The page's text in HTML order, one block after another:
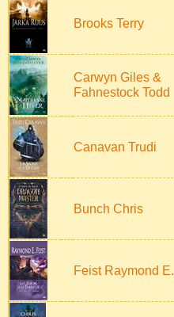
Brooks Terry
Carwyn Giles &
Fahnestock Todd
Canavan Trudi
Bunch Chris
Feist Raymond E.